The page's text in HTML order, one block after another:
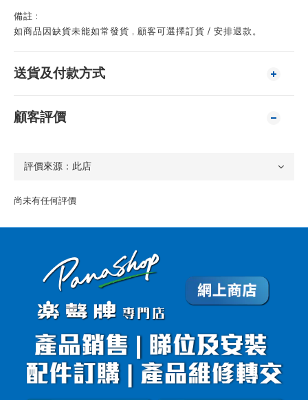
備註 :
如商品因缺貨未能如常發貨 , 顧客可選擇訂貨 / 安排退款。
送貨及付款方式
顧客評價
尚未有任何評價